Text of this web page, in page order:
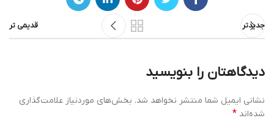
جدیدتر قدیمی تر
دیدگاهتان را بنویسید
نشانی ایمیل شما منتشر نخواهد شد. بخش‌های موردنیاز علامت‌گذاری
شده‌اند *